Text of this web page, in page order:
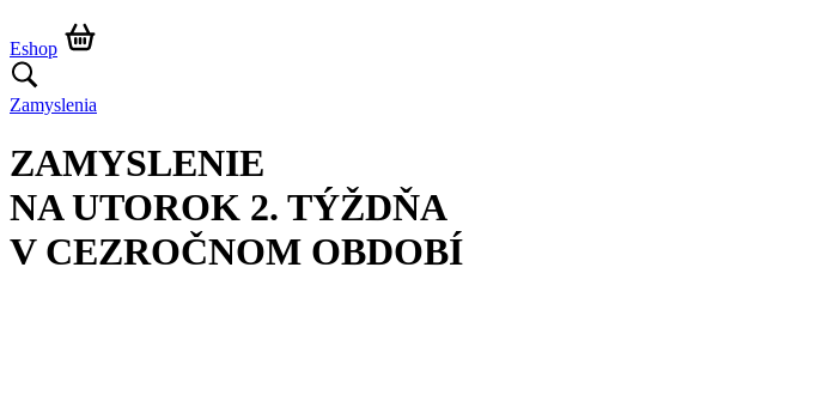
Eshop
Zamyslenia
ZAMYSLENIE
NA UTOROK 2. TÝŽDŇA
V CEZROČNOM OBDOBÍ